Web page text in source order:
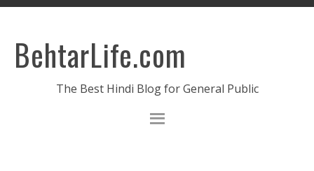
BehtarLife.com
The Best Hindi Blog for General Public